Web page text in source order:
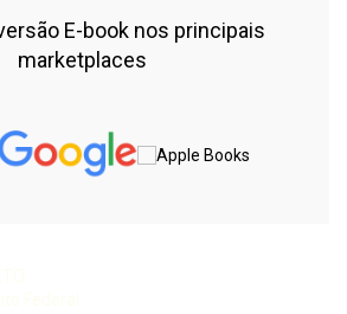
E-book nos principais
marketplaces